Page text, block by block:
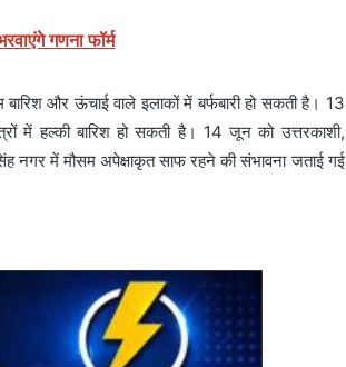
गणना फॉर्म
और ऊंचाई वाले इलाकों में बर्फबारी हो सकती है। 13
में हल्की बारिश हो सकती है। 14 जून को उत्तरकाशी,
नगर में मौसम अपेक्षाकृत साफ रहने की संभावना जताई गई